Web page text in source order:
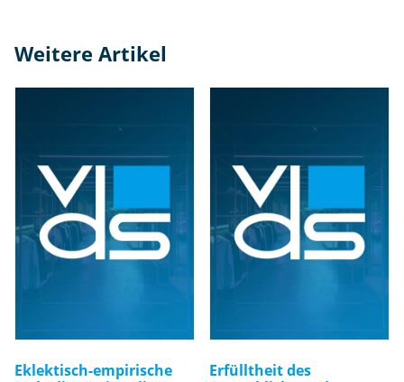
Weitere Artikel
Eklektisch-empirische
Erfülltheit des